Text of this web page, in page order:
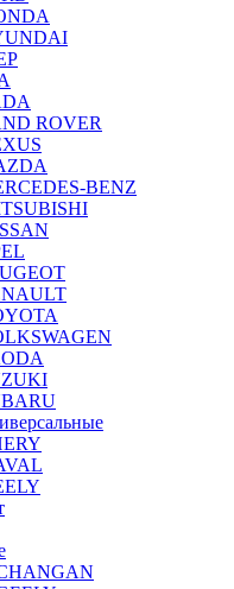
ROVER
BENZ